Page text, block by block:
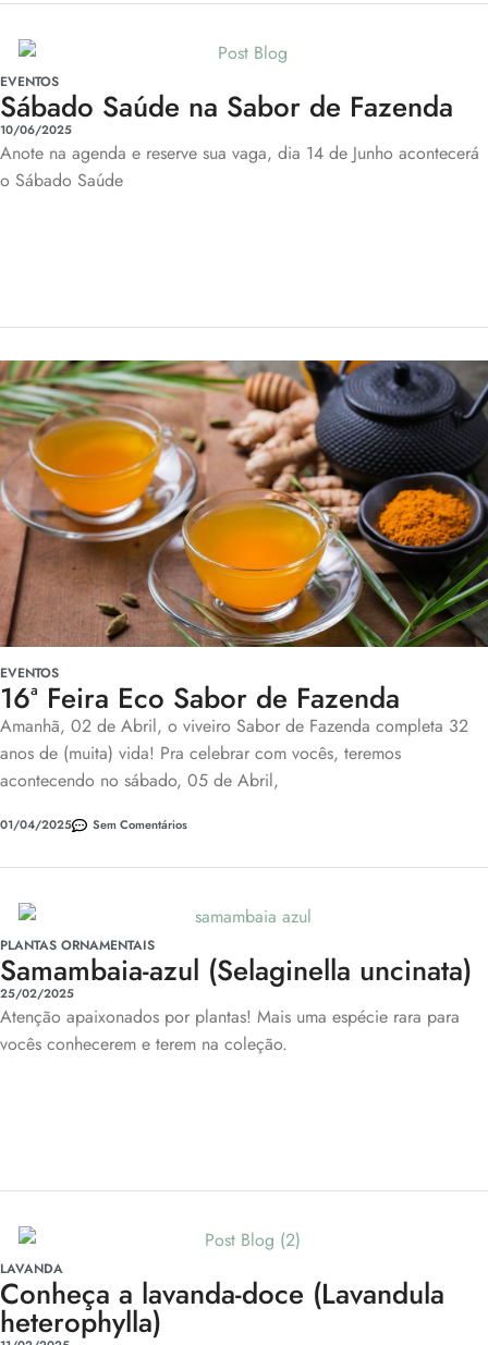
EVENTOS
Sábado Saúde na Sabor de Fazenda
10/06/2025
Anote na agenda e reserve sua vaga, dia 14 de Junho acontecerá
o Sábado Saúde
EVENTOS
16ª Feira Eco Sabor de Fazenda
Amanhã, 02 de Abril, o viveiro Sabor de Fazenda completa 32
anos de (muita) vida! Pra celebrar com vocês, teremos
acontecendo no sábado, 05 de Abril,
01/04/2025 Sem Comentários
PLANTAS ORNAMENTAIS
Samambaia-azul (Selaginella uncinata)
25/02/2025
Atenção apaixonados por plantas! Mais uma espécie rara para
vocês conhecerem e terem na coleção.
LAVANDA
Conheça a lavanda-doce (Lavandula
heterophylla)